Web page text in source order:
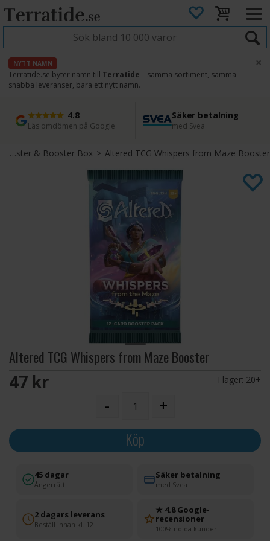
NYTT NAMN
Terratide.se byter namn till Terratide – samma sortiment, samma
snabba leveranser, bara ett nytt namn.
×
4.8
Läs omdömen på Google
Säker betalning
med Svea
Snabb leverans
Direkt från lager
45 dagars ångerrätt
Enkel retur
Booster & Booster Box>Altered TCG Whispers from Maze Booster
Altered TCG Whispers from Maze Booster
47 SEK I lager: 20+
- +
Köp
45 dagar
Ångerrätt
Säker betalning
med Svea
2 dagars leverans
Beställ innan kl. 12
★ 4.8 Google-
recensioner
100% nöjda kunder